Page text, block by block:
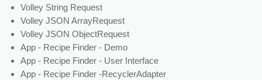
Volley String Request
Volley JSON ArrayRequest
Volley JSON ObjectRequest
App - Recipe Finder - Demo
App - Recipe Finder - User Interface
App - Recipe Finder -RecyclerAdapter